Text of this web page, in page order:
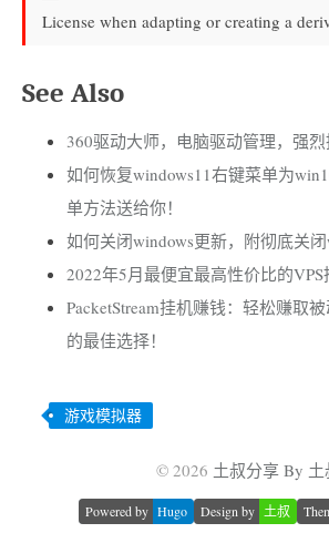
License when adapting or creating a
See Also
360驱动大师，电脑驱动管理，强烈
如何恢复windows11右键菜单为
单方法送给你！
如何关闭windows更新，附彻底关闭
2022年5月最便宜最高性价比的VPS
PacketStream挂机赚钱：轻松赚取
的最佳选择！
游戏模拟器
© 2026 土叔分享 By 土
Powered by Hugo Design by 土叔